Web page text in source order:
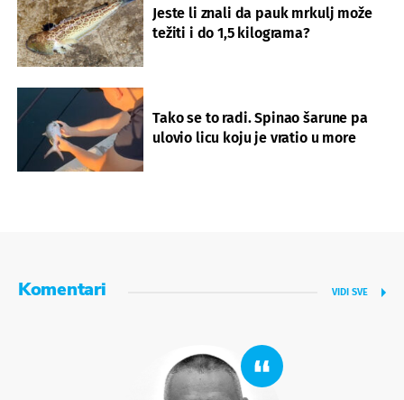
Jeste li znali da pauk mrkulj može
težiti i do 1,5 kilograma?
Tako se to radi. Spinao šarune pa
ulovio licu koju je vratio u more
Komentari VIDI SVE